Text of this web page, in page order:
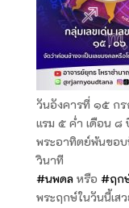
วันอังคารที่ ๑๕ ก
แรม ๕ ค่ำ เดือน ๘
พระอาทิตย์พ้นขอ
วินาที
#นพดลหรือ #ฤก
พระฤกษ์ในวันนี้เส